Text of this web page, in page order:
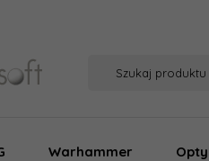
Warhammer